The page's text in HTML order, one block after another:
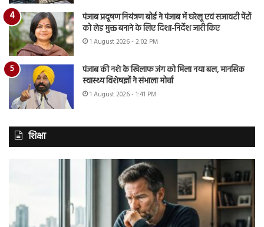
पंजाब प्रदूषण नियंत्रण बोर्ड ने पंजाब में घरेलू एवं सजावटी पेंटों
को लेड मुक्त बनाने के लिए दिशा-निर्देश जारी किए
1 August 2026 - 2:02 PM
पंजाब की नशे के खिलाफ जंग को मिला नया बल, मानसिक
स्वास्थ्य विशेषज्ञों ने संभाला मोर्चा
1 August 2026 - 1:41 PM
शिक्षा